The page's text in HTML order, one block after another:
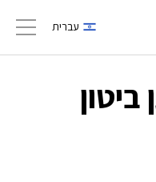
עברית